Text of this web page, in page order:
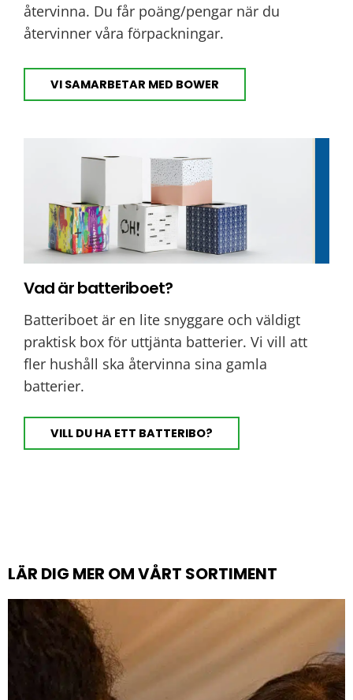
återvinna. Du får poäng/pengar när du
återvinner våra förpackningar.
VI SAMARBETAR MED BOWER
Vad är batteriboet?
Batteriboet är en lite snyggare och väldigt
praktisk box för uttjänta batterier. Vi vill att
fler hushåll ska återvinna sina gamla
batterier.
VILL DU HA ETT BATTERIBO?
LÄR DIG MER OM VÅRT SORTIMENT